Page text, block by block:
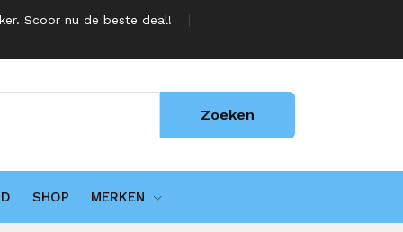
Scoor nu de beste deal!
Zoeken
SHOP MERKEN